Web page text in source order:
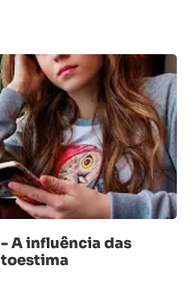
A influência das